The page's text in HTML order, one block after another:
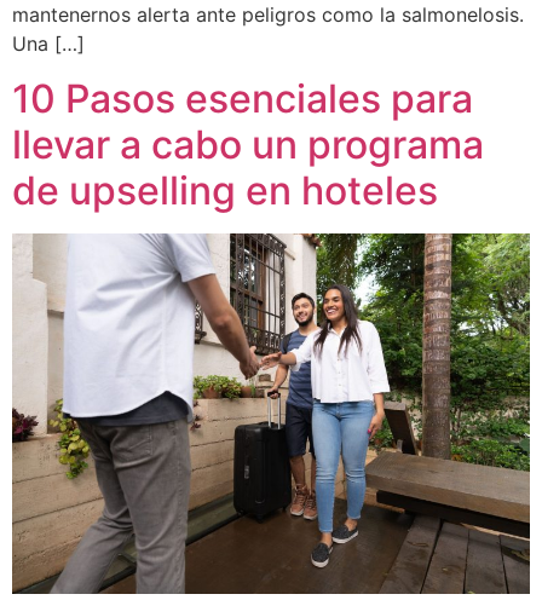
mantenernos alerta ante peligros como la salmonelosis.
Una […]
10 Pasos esenciales para
llevar a cabo un programa
de upselling en hoteles